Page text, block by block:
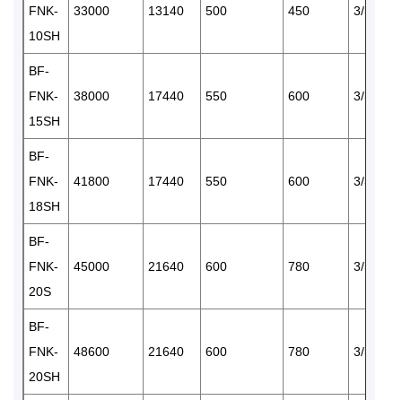
FNK-
10SH
33000 13140 500 450 3/380
BF-
FNK-
15SH
38000 17440 550 600 3/380
BF-
FNK-
18SH
41800 17440 550 600 3/380
BF-
FNK-
20S
45000 21640 600 780 3/380
BF-
FNK-
20SH
48600 21640 600 780 3/380